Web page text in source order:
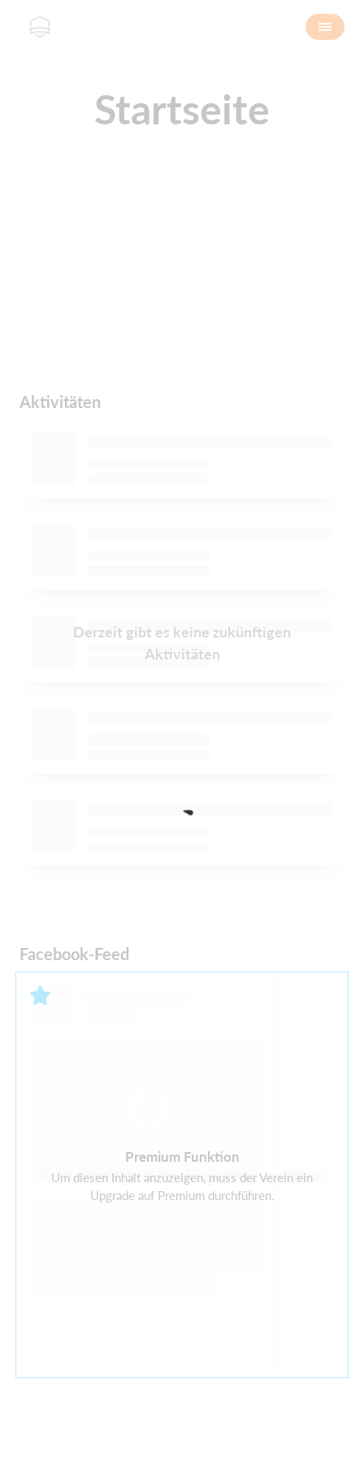
Startseite
Aktivitäten
Derzeit gibt es keine zukünftigen
Aktivitäten
Facebook-Feed
Premium Funktion
Um diesen Inhalt anzuzeigen, muss der Verein ein
Upgrade auf Premium durchführen.
Es ist derzeit kein Facebook-Feed verfügbar